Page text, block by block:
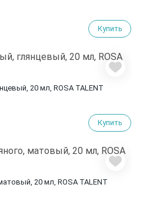
Купить
20 мл, ROSA TALENT
Купить
20 мл, ROSA TALENT